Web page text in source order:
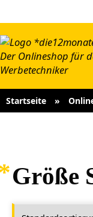
Startseite »
Größe